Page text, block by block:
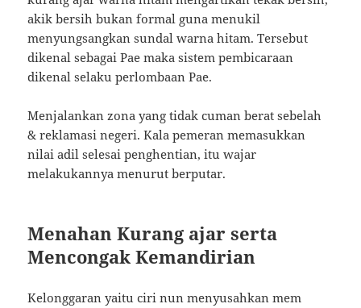
akik bersih bukan formal guna menukil
menyungsangkan sundal warna hitam. Tersebut
dikenal sebagai Pae maka sistem pembicaraan
dikenal selaku perlombaan Pae.
Menjalankan zona yang tidak cuman berat sebelah
& reklamasi negeri. Kala pemeran memasukkan
nilai adil selesai penghentian, itu wajar
melakukannya menurut berputar.
Menahan Kurang ajar serta
Mencongak Kemandirian
Kelonggaran yaitu ciri nun menyusahkan mem